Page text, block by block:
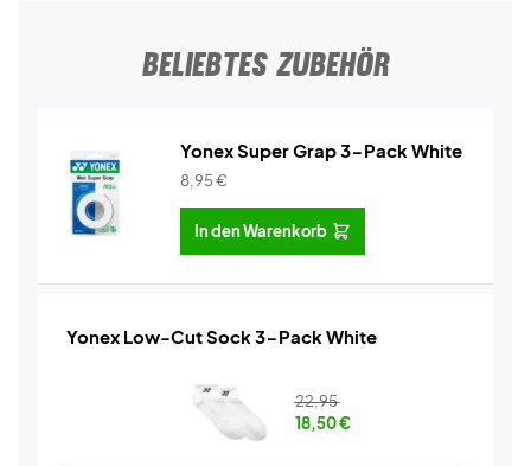
BELIEBTES ZUBEHÖR
Yonex Super Grap 3-Pack White
8,95€
In den Warenkorb
Yonex Low-Cut Sock 3-Pack White
22,95
18,50€